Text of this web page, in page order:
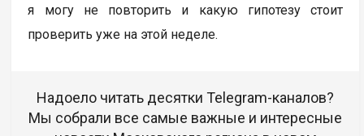
я могу не повторить и какую гипотезу стоит
проверить уже на этой неделе.
Надоело читать десятки Telegram-каналов?
Мы собрали все самые важные и интересные